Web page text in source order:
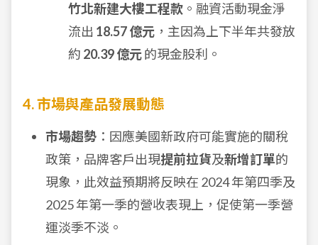
竹北新建大樓工程款 。融資活動現金淨
流出 18.57 億元 ，主因為上下半年共發放
約 20.39 億元的現金股利。
4. 市場與產品發展動態
市場趨勢 ：因應美國新政府可能實施的關稅
政策，品牌客戶出現提前拉貨及新增訂單的
現象，此效益預期將反映在 2024 年第四季及
2025 年第一季的營收表現上，促使第一季營
運淡季不淡。